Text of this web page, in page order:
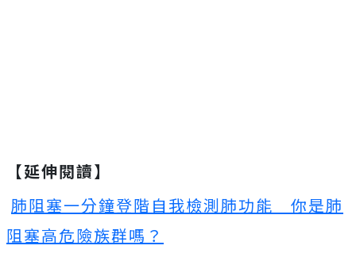
【延伸閱讀】
肺阻塞一分鐘登階自我檢測肺功能 你是肺
阻塞高危險族群嗎？